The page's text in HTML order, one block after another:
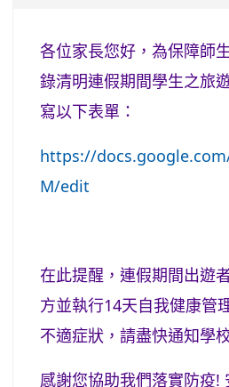
各位家長您好，為保障師
錄清明連假期間學生之旅
寫以下表單：
https://docs.google.com/
M/edit
在此提醒，連假期間出遊
方並執行14天自我健康管
不適症狀，請盡快通知學
感謝您協助我們落實防疫!